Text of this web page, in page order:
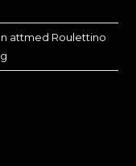
attmed Roulettino